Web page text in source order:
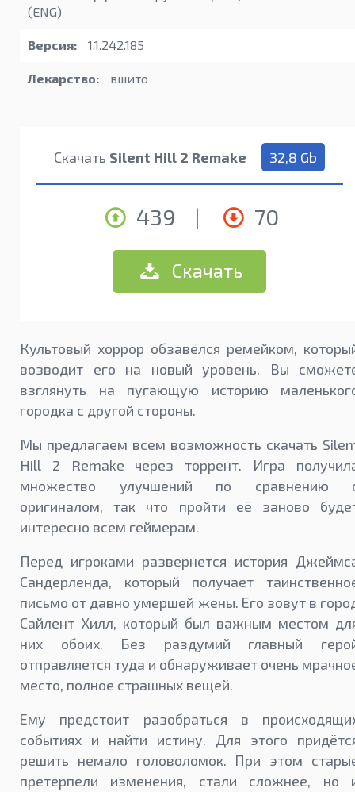
(ENG)
Версия: 1.1.242.185
Лекарство: вшито
Скачать Silent Hill 2 Remake 32,8 Gb
439 | 70
Скачать
Культовый хоррор обзавёлся ремейком,
возводит его на новый уровень. Вы
взглянуть на пугающую историю
городка с другой стороны.
Мы предлагаем всем возможность скачать
Hill 2 Remake через торрент. Игра
множество улучшений по сравнению
оригиналом, так что пройти её заново
интересно всем геймерам.
Перед игроками развернется история
Сандерленда, который получает
письмо от давно умершей жены. Его зовут в
Сайлент Хилл, который был важным местом
них обоих. Без раздумий главный
отправляется туда и обнаруживает очень
место, полное страшных вещей.
Ему предстоит разобраться в
событиях и найти истину. Для этого
решить немало головоломок. При этом
претерпели изменения, стали сложнее, но